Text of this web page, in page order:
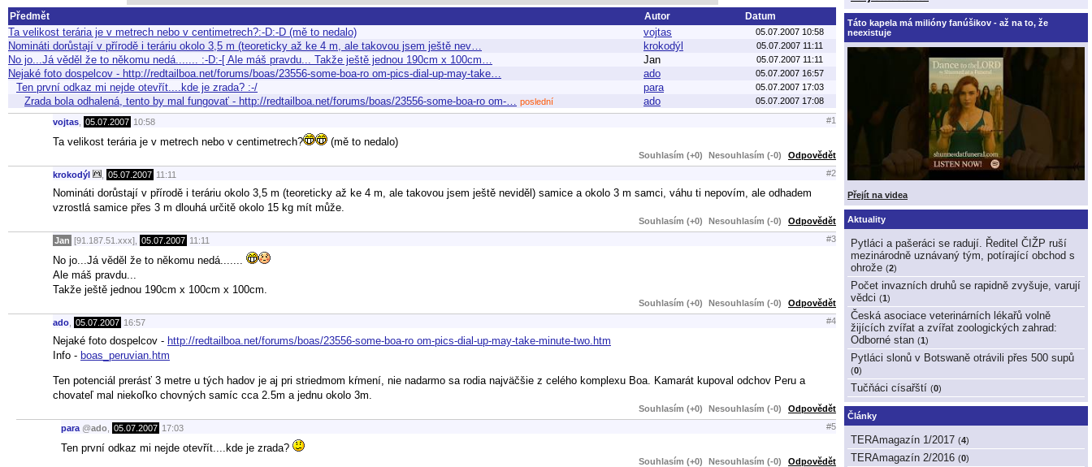
Předmět Autor Datum
Ta velikost terária je v metrech nebo v centimetrech?:-D:-D (mě to nedalo) vojtas 05.07.2007 10:58
Nomináti dorůstají v přírodě i teráriu okolo 3,5 m (teoreticky až ke 4 m, ale takovou jsem ještě nev… krokodýl 05.07.2007 11:11
No jo...Já věděl že to někomu nedá....... :-D:-[ Ale máš pravdu... Takže ještě jednou 190cm x 100cm… Jan 05.07.2007 11:11
Nejaké foto dospelcov - http://redtailboa.net/forums/boas/23556-some-boa-ro om-pics-dial-up-may-take… ado 05.07.2007 16:57
Ten první odkaz mi nejde otevřít....kde je zrada? :-/ para 05.07.2007 17:03
Zrada bola odhalená, tento by mal fungovať - http://redtailboa.net/forums/boas/23556-some-boa-ro om-… poslední ado 05.07.2007 17:08
vojtas 05.07.2007 10:58 #1
Ta velikost terária je v metrech nebo v centimetrech? (mě to nedalo)
Souhlasím (+0) Nesouhlasím (-0) Odpovědět
krokodýl 05.07.2007 11:11 #2
Nomináti dorůstají v přírodě i teráriu okolo 3,5 m (teoreticky až ke 4 m, ale takovou jsem ještě neviděl) samice a okolo 3 m samci, váhu ti nepovím, ale odhadem
vzrostlá samice přes 3 m dlouhá určitě okolo 15 kg mít může.
Souhlasím (+0) Nesouhlasím (-0) Odpovědět
Jan [91.187.51.xxx], 05.07.2007 11:11 #3
No jo...Já věděl že to někomu nedá.......
Ale máš pravdu...
Takže ještě jednou 190cm x 100cm x 100cm.
Souhlasím (+0) Nesouhlasím (-0) Odpovědět
ado 05.07.2007 16:57 #4
Nejaké foto dospelcov - http://redtailboa.net/forums/boas/23556-some-boa-ro om-pics-dial-up-may-take-minute-two.htm
Info - boas_peruvian.htm
Ten potenciál prerásť 3 metre u tých hadov je aj pri striedmom kŕmení, nie nadarmo sa rodia najväčšie z celého komplexu Boa. Kamarát kupoval odchov Peru a
chovateľ mal niekoľko chovných samíc cca 2.5m a jednu okolo 3m.
Souhlasím (+0) Nesouhlasím (-0) Odpovědět
para @ado 05.07.2007 17:03 #5
Ten první odkaz mi nejde otevřít....kde je zrada?
Souhlasím (+0) Nesouhlasím (-0) Odpovědět
Táto kapela má milióny fanúšikov - až na to, že
neexistuje
Přejít na videa
Aktuality
Pytláci a pašeráci se radují. Ředitel ČIŽP ruší
mezinárodně uznávaný tým, potírající obchod s
ohrože (2)
Počet invazních druhů se rapidně zvyšuje, varují
vědci (1)
Česká asociace veterinárních lékařů volně
žijících zvířat a zvířat zoologických zahrad:
Odborné stan (1)
Pytláci slonů v Botswaně otrávili přes 500 supů
(0)
Tučňáci císařští (0)
Články
TERAmagazín 1/2017 (4)
TERAmagazín 2/2016 (0)